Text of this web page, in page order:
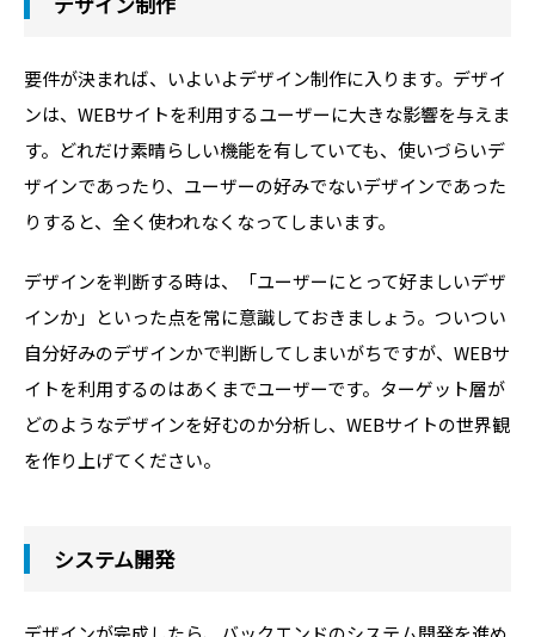
要件が決まれば、いよいよデザイン制作に入ります。デザイ
ンは、WEBサイトを利用するユーザーに大きな影響を与えま
す。どれだけ素晴らしい機能を有していても、使いづらいデ
ザインであったり、ユーザーの好みでないデザインであった
りすると、全く使われなくなってしまいます。
デザインを判断する時は、「ユーザーにとって好ましいデザ
インか」といった点を常に意識しておきましょう。ついつい
自分好みのデザインかで判断してしまいがちですが、WEBサ
イトを利用するのはあくまでユーザーです。ターゲット層が
どのようなデザインを好むのか分析し、WEBサイトの世界観
を作り上げてください。
システム開発